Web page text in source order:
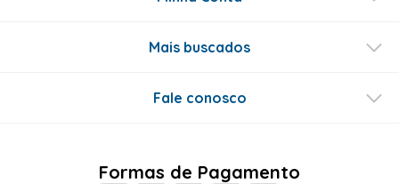
Mais buscados
Fale conosco
Formas de Pagamento